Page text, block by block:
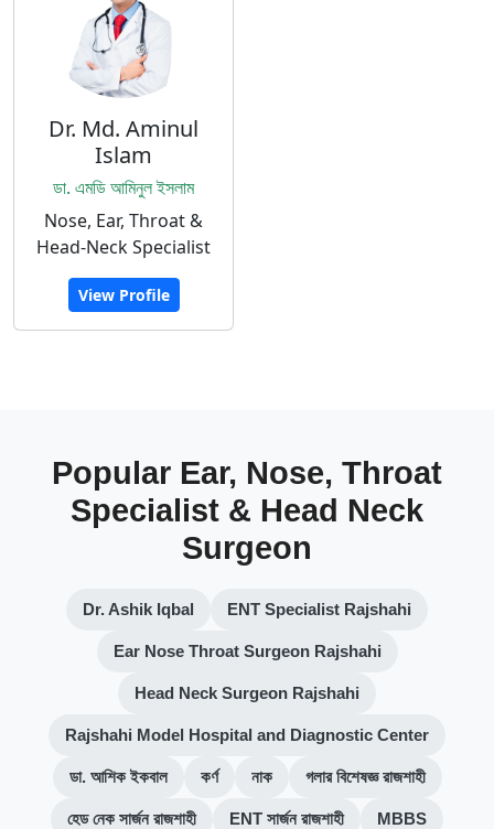
Dr. Md. Aminul
Islam
ডা. এমডি আমিনুল ইসলাম
Nose, Ear, Throat &
Head-Neck Specialist
View Profile
Popular Ear, Nose, Throat
Specialist & Head Neck
Surgeon
Dr. Ashik Iqbal ENT Specialist Rajshahi
Ear Nose Throat Surgeon Rajshahi
Head Neck Surgeon Rajshahi
Rajshahi Model Hospital and Diagnostic Center
ডা. আশিক ইকবাল কর্ণ নাক গলার বিশেষজ্ঞ রাজশাহী
হেড নেক সার্জন রাজশাহী ENT সার্জন রাজশাহী MBBS